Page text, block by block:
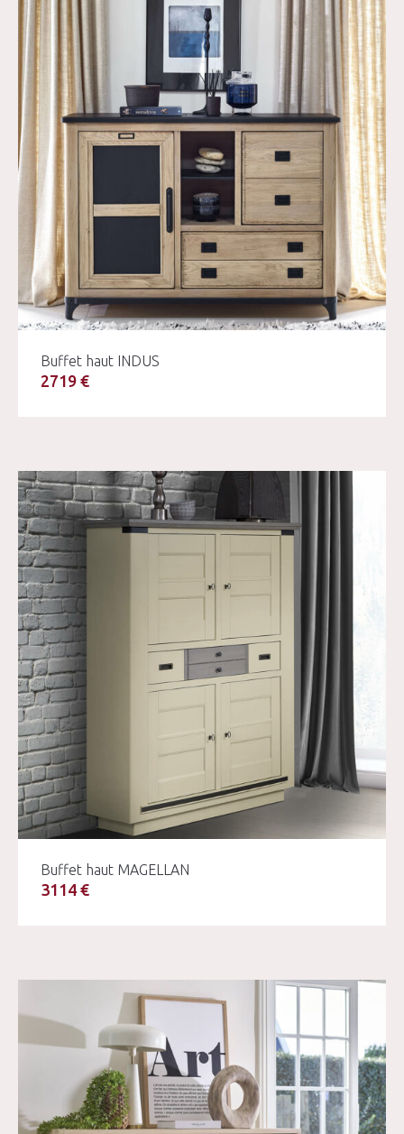
Buffet haut INDUS
2719 €
Buffet haut MAGELLAN
3114 €